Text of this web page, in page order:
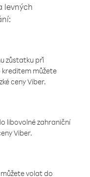
levných
zůstatku při
kreditem můžete
ceny Viber.
libovolné zahraniční
Viber.
volat do